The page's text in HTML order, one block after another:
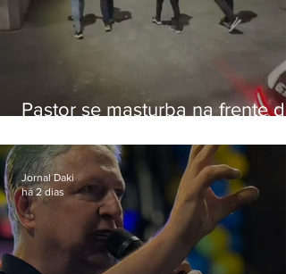
Pastor se masturba na frente de
Jornal Daki
há 2 dias